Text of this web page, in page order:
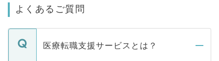
よくあるご質問
医療転職支援サービスとは？